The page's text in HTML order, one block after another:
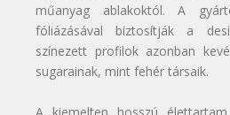
műanyag ablakoktól. A
fóliázásával biztosítják a
színezett profilok azonban
sugarainak, mint fehér társaik.
A kiemelten hosszú